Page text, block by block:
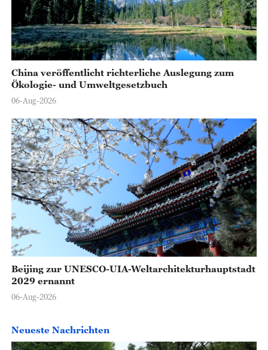
China veröffentlicht richterliche Auslegung zum
Ökologie- und Umweltgesetzbuch
06-Aug-2026
Beijing zur UNESCO-UIA-Weltarchitekturhauptstadt
2029 ernannt
06-Aug-2026
Neueste Nachrichten